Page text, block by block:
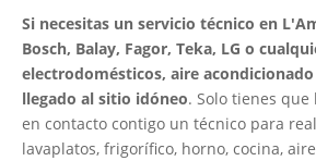
Si necesitas un servicio técnico en
Bosch, Balay, Fagor, Teka, LG o
electrodomésticos, aire
llegado al sitio idóneo. Solo tienes
en contacto contigo un técnico para
lavaplatos, frigorífico, horno, cocina,